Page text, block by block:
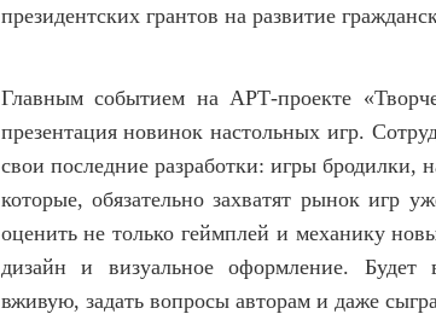
президентских грантов на развитие
Главным событием на АРТ-проекте
презентация новинок настольных игр.
свои последние разработки: игры
которые, обязательно захватят рынок игр
оценить не только геймплей и механику
дизайн и визуальное оформление. Будет
вживую, задать вопросы авторам и даже